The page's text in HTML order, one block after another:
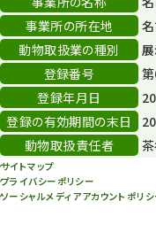
事業所の所在地
動物取扱業の種別
登録番号
登録年月日
登録の有効期間の末日
動物取扱責任者
サイトマップ
プライバシーポリシー
ソーシャルメディアアカウントポリ